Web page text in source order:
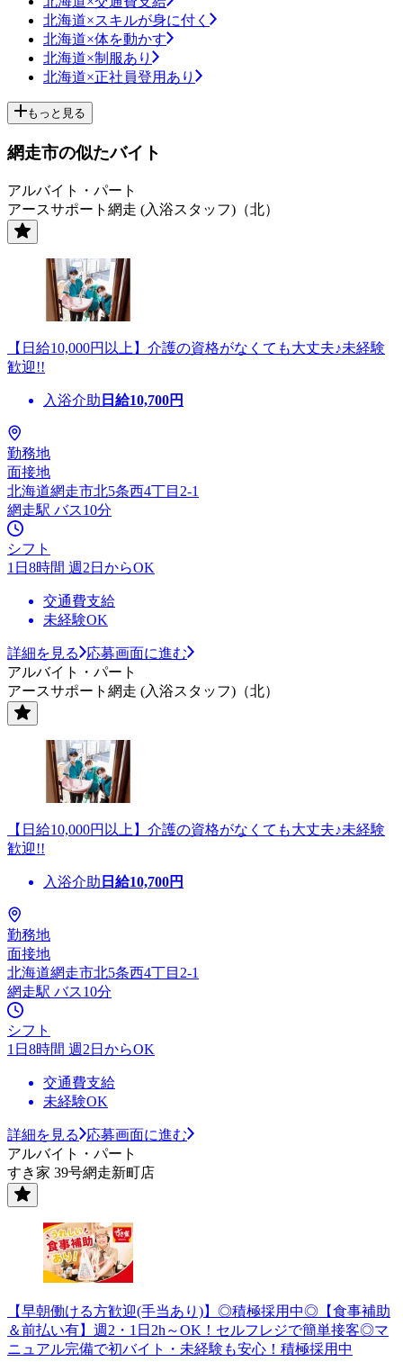
北海道×スキルが身に付く
北海道×体を動かす
北海道×制服あり
北海道×正社員登用あり
もっと見る
網走市の似たバイト
アルバイト・パート
アースサポート網走 (入浴スタッフ)（北）
【日給10,000円以上】介護の資格がなくても大丈夫♪未経験
歓迎!!
入浴介助 日給10,700円
勤務地
面接地
北海道網走市北5条西4丁目2-1
網走駅 バス10分
シフト
1日8時間 週2日からOK
交通費支給
未経験OK
詳細を見る
応募画面に進む
アルバイト・パート
アースサポート網走 (入浴スタッフ)（北）
【日給10,000円以上】介護の資格がなくても大丈夫♪未経験
歓迎!!
入浴介助 日給10,700円
勤務地
面接地
北海道網走市北5条西4丁目2-1
網走駅 バス10分
シフト
1日8時間 週2日からOK
交通費支給
未経験OK
詳細を見る
応募画面に進む
アルバイト・パート
すき家 39号網走新町店
【早朝働ける方歓迎(手当あり)】◎積極採用中◎【食事補助
＆前払い有】週2・1日2h～OK！セルフレジで簡単接客◎マ
ニュアル完備で初バイト・未経験も安心！積極採用中